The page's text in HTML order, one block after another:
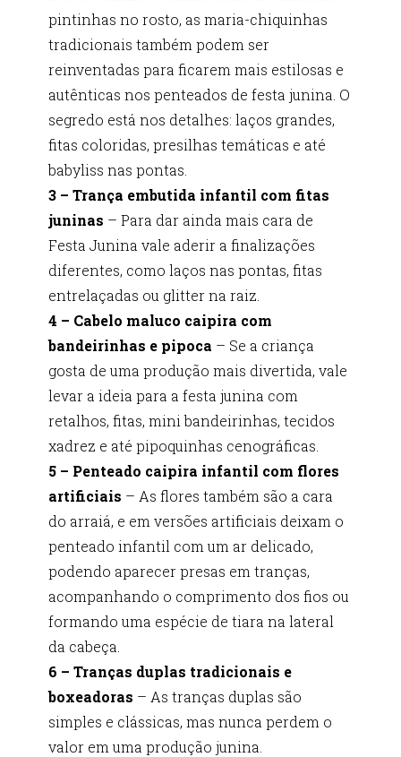
pintinhas no rosto, as maria-chiquinhas
tradicionais também podem ser
reinventadas para ficarem mais estilosas e
autênticas nos penteados de festa junina. O
segredo está nos detalhes: laços grandes,
fitas coloridas, presilhas temáticas e até
babyliss nas pontas.
3 – Trança embutida infantil com fitas
juninas – Para dar ainda mais cara de
Festa Junina vale aderir a finalizações
diferentes, como laços nas pontas, fitas
entrelaçadas ou glitter na raiz.
4 – Cabelo maluco caipira com
bandeirinhas e pipoca – Se a criança
gosta de uma produção mais divertida, vale
levar a ideia para a festa junina com
retalhos, fitas, mini bandeirinhas, tecidos
xadrez e até pipoquinhas cenográficas.
5 – Penteado caipira infantil com flores
artificiais – As flores também são a cara
do arraiá, e em versões artificiais deixam o
penteado infantil com um ar delicado,
podendo aparecer presas em tranças,
acompanhando o comprimento dos fios ou
formando uma espécie de tiara na lateral
da cabeça.
6 – Tranças duplas tradicionais e
boxeadoras – As tranças duplas são
simples e clássicas, mas nunca perdem o
valor em uma produção junina.